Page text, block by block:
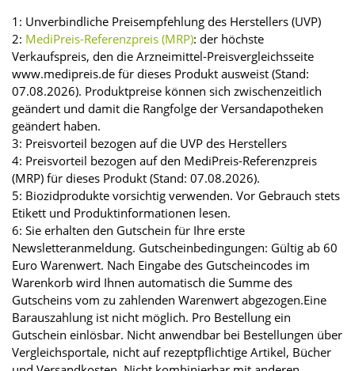
1: Unverbindliche Preisempfehlung des Herstellers (UVP)
2: MediPreis-Referenzpreis (MRP): der höchste
Verkaufspreis, den die Arzneimittel-Preisvergleichsseite
www.medipreis.de für dieses Produkt ausweist (Stand:
07.08.2026). Produktpreise können sich zwischenzeitlich
geändert und damit die Rangfolge der Versandapotheken
geändert haben.
3: Preisvorteil bezogen auf die UVP des Herstellers
4: Preisvorteil bezogen auf den MediPreis-Referenzpreis
(MRP) für dieses Produkt (Stand: 07.08.2026).
5: Biozidprodukte vorsichtig verwenden. Vor Gebrauch stets
Etikett und Produktinformationen lesen.
6: Sie erhalten den Gutschein für Ihre erste
Newsletteranmeldung. Gutscheinbedingungen: Gültig ab 60
Euro Warenwert. Nach Eingabe des Gutscheincodes im
Warenkorb wird Ihnen automatisch die Summe des
Gutscheins vom zu zahlenden Warenwert abgezogen.Eine
Barauszahlung ist nicht möglich. Pro Bestellung ein
Gutschein einlösbar. Nicht anwendbar bei Bestellungen über
Vergleichsportale, nicht auf rezeptpflichtige Artikel, Bücher